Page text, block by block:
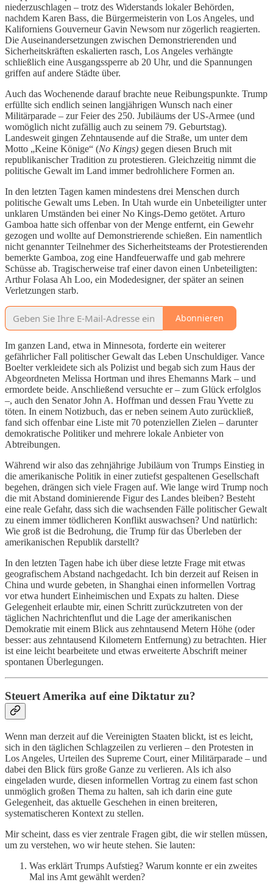
niederzuschlagen – trotz des Widerstands lokaler Behörden,
nachdem Karen Bass, die Bürgermeisterin von Los Angeles, und
Kaliforniens Gouverneur Gavin Newsom nur zögerlich reagierten.
Die Auseinandersetzungen zwischen Demonstrierenden und
Sicherheitskräften eskalierten rasch, Los Angeles verhängte
schließlich eine Ausgangssperre ab 20 Uhr, und die Spannungen
griffen auf andere Städte über.
Auch das Wochenende darauf brachte neue Reibungspunkte. Trump
erfüllte sich endlich seinen langjährigen Wunsch nach einer
Militärparade – zur Feier des 250. Jubiläums der US-Armee (und
womöglich nicht zufällig auch zu seinem 79. Geburtstag).
Landesweit gingen Zehntausende auf die Straße, um unter dem
Motto „Keine Könige“ (No Kings) gegen diesen Bruch mit
republikanischer Tradition zu protestieren. Gleichzeitig nimmt die
politische Gewalt im Land immer bedrohlichere Formen an.
In den letzten Tagen kamen mindestens drei Menschen durch
politische Gewalt ums Leben. In Utah wurde ein Unbeteiligter unter
unklaren Umständen bei einer No Kings-Demo getötet. Arturo
Gamboa hatte sich offenbar von der Menge entfernt, ein Gewehr
gezogen und wollte auf Demonstrierende schießen. Ein namentlich
nicht genannter Teilnehmer des Sicherheitsteams der Protestierenden
bemerkte Gamboa, zog eine Handfeuerwaffe und gab mehrere
Schüsse ab. Tragischerweise traf einer davon einen Unbeteiligten:
Arthur Folasa Ah Loo, ein Modedesigner, der später an seinen
Verletzungen starb.
Abonnieren
Im ganzen Land, etwa in Minnesota, forderte ein weiterer
gefährlicher Fall politischer Gewalt das Leben Unschuldiger. Vance
Boelter verkleidete sich als Polizist und begab sich zum Haus der
Abgeordneten Melissa Hortman und ihres Ehemanns Mark – und
ermordete beide. Anschließend versuchte er – zum Glück erfolglos
–, auch den Senator John A. Hoffman und dessen Frau Yvette zu
töten. In einem Notizbuch, das er neben seinem Auto zurückließ,
fand sich offenbar eine Liste mit 70 potenziellen Zielen – darunter
demokratische Politiker und mehrere lokale Anbieter von
Abtreibungen.
Während wir also das zehnjährige Jubiläum von Trumps Einstieg in
die amerikanische Politik in einer zutiefst gespaltenen Gesellschaft
begehen, drängen sich viele Fragen auf. Wie lange wird Trump noch
die mit Abstand dominierende Figur des Landes bleiben? Besteht
eine reale Gefahr, dass sich die wachsenden Fälle politischer Gewalt
zu einem immer tödlicheren Konflikt auswachsen? Und natürlich:
Wie groß ist die Bedrohung, die Trump für das Überleben der
amerikanischen Republik darstellt?
In den letzten Tagen habe ich über diese letzte Frage mit etwas
geografischem Abstand nachgedacht. Ich bin derzeit auf Reisen in
China und wurde gebeten, in Shanghai einen informellen Vortrag
vor etwa hundert Einheimischen und Expats zu halten. Diese
Gelegenheit erlaubte mir, einen Schritt zurückzutreten von der
täglichen Nachrichtenflut und die Lage der amerikanischen
Demokratie mit einem Blick aus zehntausend Metern Höhe (oder
besser: aus zehntausend Kilometern Entfernung) zu betrachten. Hier
ist eine leicht bearbeitete und etwas erweiterte Abschrift meiner
spontanen Überlegungen.
Steuert Amerika auf eine Diktatur zu?
Wenn man derzeit auf die Vereinigten Staaten blickt, ist es leicht,
sich in den täglichen Schlagzeilen zu verlieren – den Protesten in
Los Angeles, Urteilen des Supreme Court, einer Militärparade – und
dabei den Blick fürs große Ganze zu verlieren. Als ich also
eingeladen wurde, diesen informellen Vortrag zu einem fast schon
unmöglich großen Thema zu halten, sah ich darin eine gute
Gelegenheit, das aktuelle Geschehen in einen breiteren,
systematischeren Kontext zu stellen.
Mir scheint, dass es vier zentrale Fragen gibt, die wir stellen müssen,
um zu verstehen, wo wir heute stehen. Sie lauten:
Was erklärt Trumps Aufstieg? Warum konnte er ein zweites
Mal ins Amt gewählt werden?